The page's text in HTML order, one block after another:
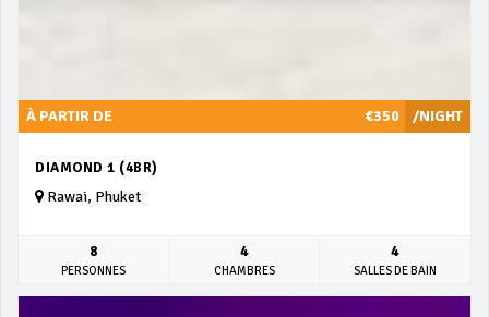
/NIGHT
À PARTIR DE €350
DIAMOND 1 (4BR)
Rawai, Phuket
8
PERSONNES
4
CHAMBRES
4
SALLES DE BAIN